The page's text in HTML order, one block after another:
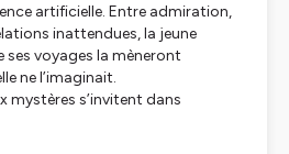
artificielle. Entre admiration,
inattendues, la jeune
ses voyages la mèneront
ne l’imaginait.
mystères s’invitent dans